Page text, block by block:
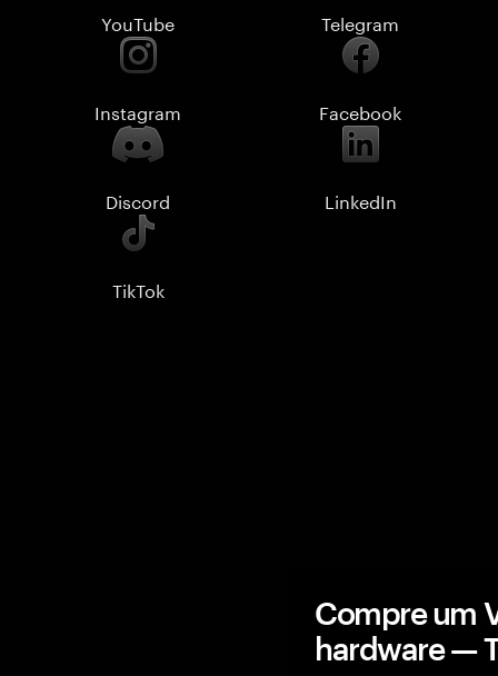
YouTube Telegram
Instagram Facebook
Discord LinkedIn
TikTok
Compre um
hardware —